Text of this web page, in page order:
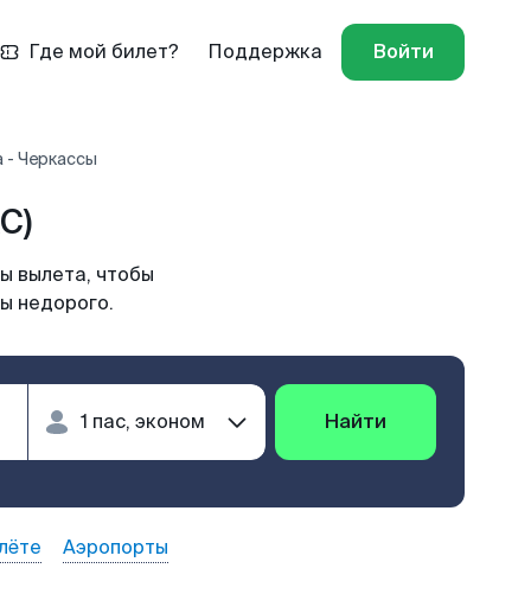
Где мой билет? Поддержка Войти
- Черкассы
вылета, чтобы
недорого.
Найти
Аэропорты